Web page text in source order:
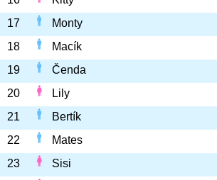
17
Monty
18
Macík
19
Čenda
20
Lily
21
Bertík
22
Mates
23
Sisi